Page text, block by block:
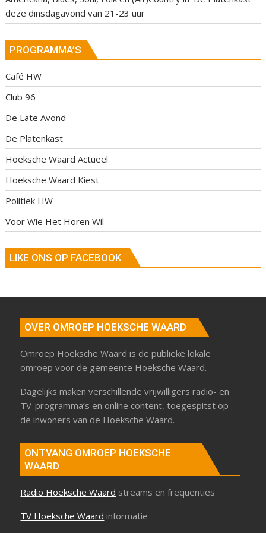
deze dinsdagavond van 21-23 uur
PROGRAMMA’S
Café HW
Club 96
De Late Avond
De Platenkast
Hoeksche Waard Actueel
Hoeksche Waard Kiest
Politiek HW
Voor Wie Het Horen Wil
LIKE ONS OP FACEBOOK
OVER OMROEP HOEKSCHE WAARD
Omroep Hoeksche Waard is de publieke lokale
omroep voor de gemeente Hoeksche Waard.
Dagelijks maken verschillende vrijwilligers radio- en
TV-programma’s en online content, toegespitst op
de inwoners van de Hoeksche Waard.
ONTVANG OMROEP HOEKSCHE
WAARD
Radio Hoeksche Waard streams en frequenties
TV Hoeksche Waard informatie